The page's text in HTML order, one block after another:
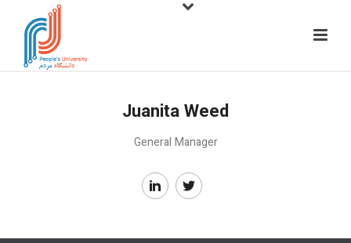
Juanita Weed
General Manager